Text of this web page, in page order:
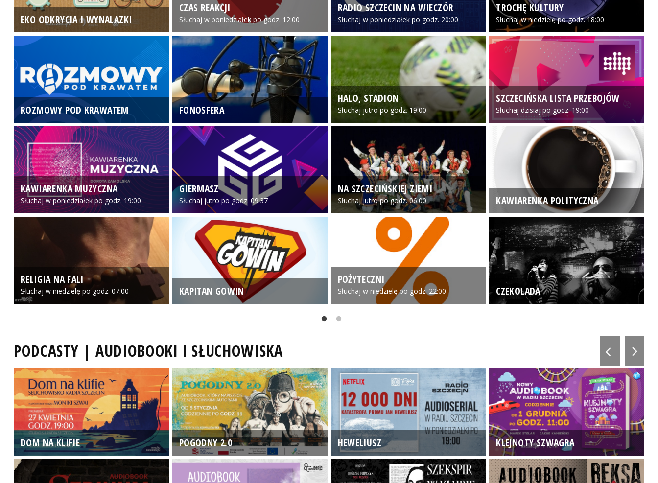
EKO ODKRYCIA I WYNALAZKI
CZAS REAKCJI
Słuchaj w poniedziałek po godz. 12:00
RADIO SZCZECIN NA WIECZÓR
Słuchaj w poniedziałek po godz. 20:00
TROCHĘ KULTURY
Słuchaj w niedzielę po godz. 18:00
ROZMOWY POD KRAWATEM FONOSFERA
HALO, STADION
Słuchaj jutro po godz. 19:00
SZCZECIŃSKA LISTA PRZEBOJÓW
Słuchaj dzisiaj po godz. 19:00
KAWIARENKA MUZYCZNA
Słuchaj w poniedziałek po godz. 19:00
GIERMASZ
Słuchaj jutro po godz. 09:37
NA SZCZECIŃSKIEJ ZIEMI
Słuchaj jutro po godz. 06:00 KAWIARENKA POLITYCZNA
RELIGIA NA FALI
Słuchaj w niedzielę po godz. 07:00 KAPITAN GOWIN
POŻYTECZNI
Słuchaj w niedzielę po godz. 22:00 CZEKOLADA
PODCASTY | AUDIOBOOKI I SŁUCHOWISKA
DOM NA KLIFIE POGODNY 2.0 HEWELIUSZ KLEJNOTY SZWAGRA